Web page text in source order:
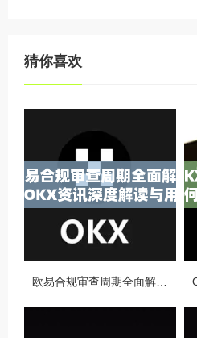
猜你喜欢